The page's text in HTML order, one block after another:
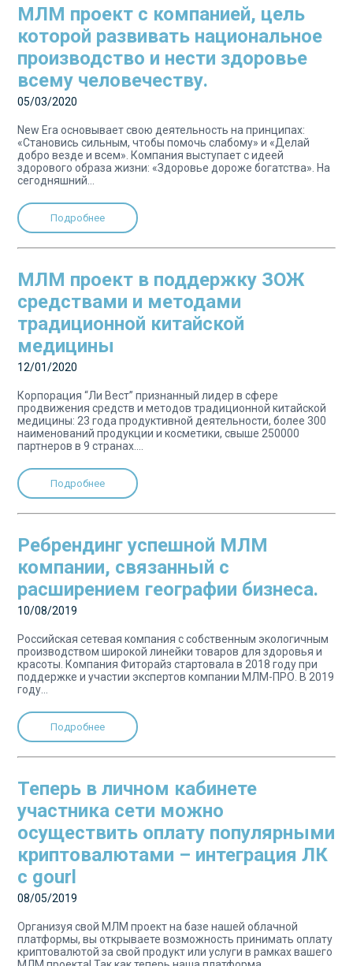
МЛМ проект с компанией, цель
которой развивать национальное
производство и нести здоровье
всему человечеству.
05/03/2020
New Era основывает свою деятельность на принципах:
«Становись сильным, чтобы помочь слабому» и «Делай
добро везде и всем». Компания выступает с идеей
здорового образа жизни: «Здоровье дороже богатства». На
сегодняшний...
Подробнее
МЛМ проект в поддержку ЗОЖ
средствами и методами
традиционной китайской
медицины
12/01/2020
Корпорация “Ли Вест” признанный лидер в сфере
продвижения средств и методов традиционной китайской
медицины: 23 года продуктивной деятельности, более 300
наименований продукции и косметики, свыше 250000
партнеров в 9 странах....
Подробнее
Ребрендинг успешной МЛМ
компании, связанный с
расширением географии бизнеса.
10/08/2019
Российская сетевая компания с собственным экологичным
производством широкой линейки товаров для здоровья и
красоты. Компания Фиторайз стартовала в 2018 году при
поддержке и участии экспертов компании МЛМ-ПРО. В 2019
году...
Подробнее
Теперь в личном кабинете
участника сети можно
осуществить оплату популярными
криптовалютами – интеграция ЛК
с gourl
08/05/2019
Организуя свой МЛМ проект на базе нашей облачной
платформы, вы открываете возможность принимать оплату
криптовалютой за свой продукт или услуги в рамках вашего